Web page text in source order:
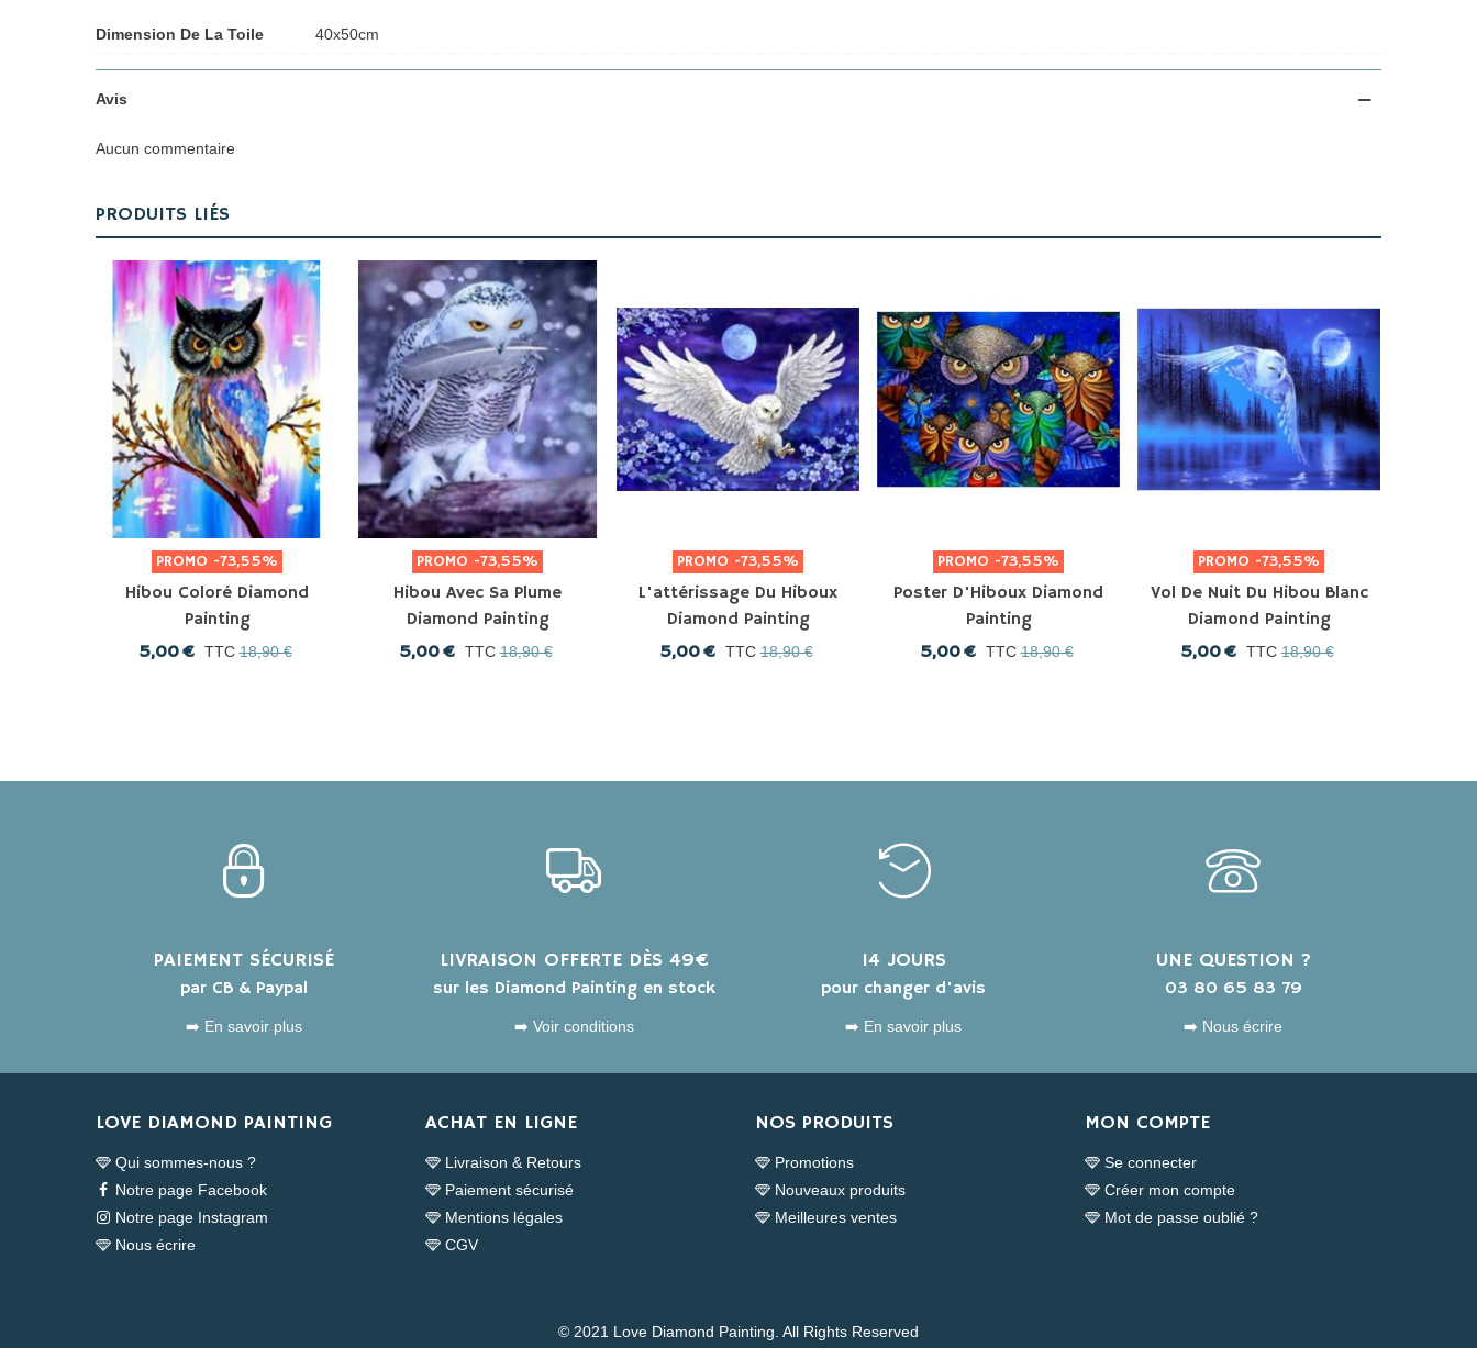
Dimension De La Toile 40x50cm
Avis
Aucun commentaire
PRODUITS LIÉS
PROMO -73,55%
Hibou Coloré Diamond
Painting
5,00 € TTC 18,90 €
PROMO -73,55%
Hibou Avec Sa Plume
Diamond Painting
5,00 € TTC 18,90 €
PROMO -73,55%
L'attérissage Du Hiboux
Diamond Painting
5,00 € TTC 18,90 €
PROMO -73,55%
Poster D'Hiboux Diamond
Painting
5,00 € TTC 18,90 €
PROMO -73,55%
Vol De Nuit Du Hibou Blanc
Diamond Painting
5,00 € TTC 18,90 €
PAIEMENT SÉCURISÉ
par CB & Paypal
➡️ En savoir plus
LIVRAISON OFFERTE DÈS 49€
sur les Diamond Painting en stock
➡️ Voir conditions
14 JOURS
pour changer d'avis
➡️ En savoir plus
UNE QUESTION ?
03 80 65 83 79
➡️ Nous écrire
LOVE DIAMOND PAINTING
Qui sommes-nous ?
Notre page Facebook
Notre page Instagram
Nous écrire
ACHAT EN LIGNE
Livraison & Retours
Paiement sécurisé
Mentions légales
CGV
NOS PRODUITS
Promotions
Nouveaux produits
Meilleures ventes
MON COMPTE
Se connecter
Créer mon compte
Mot de passe oublié ?
© 2021 Love Diamond Painting. All Rights Reserved